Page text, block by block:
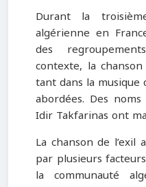
Durant la
algérienne en
des
contexte, la
tant dans la musique
abordées. Des
Idir Takfarinas ont
La chanson de l’exil
par plusieurs
la communauté